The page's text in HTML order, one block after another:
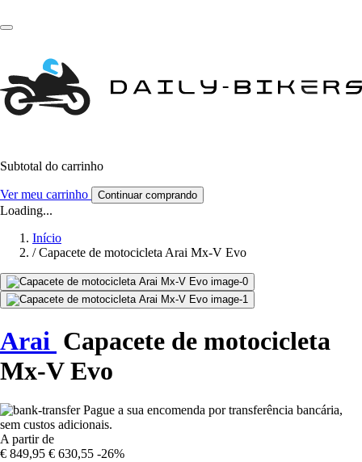
Subtotal do carrinho
Ver meu carrinho Continuar comprando
Loading...
Início
/ Capacete de motocicleta Arai Mx-V Evo
Arai Capacete de motocicleta
Mx-V Evo
Pague a sua encomenda por transferência bancária,
sem custos adicionais.
A partir de
€ 849,95 € 630,55 -26%